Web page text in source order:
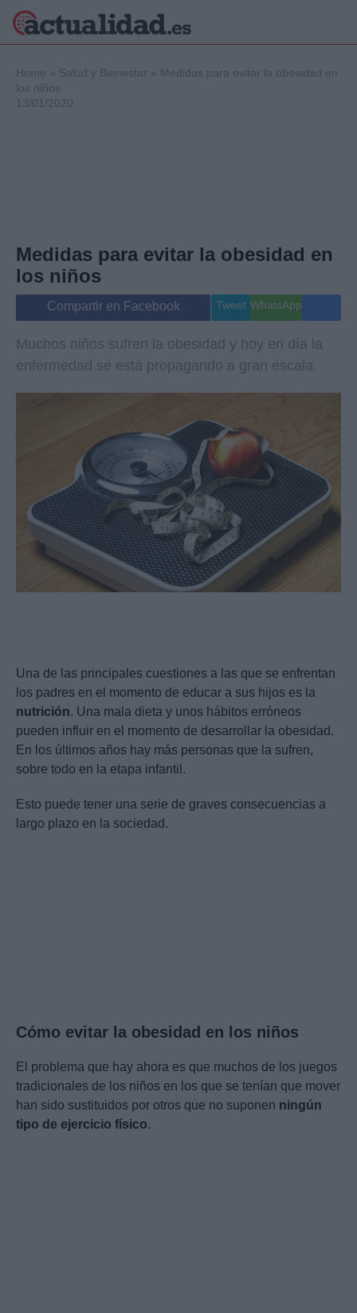
Internacional
Viajes
Musica
Home » Salud y Bienestar » Medidas para evitar la obesidad en
los niños
13/01/2020
Medidas para evitar la obesidad en
los niños
Compartir en Facebook Tweet WhatsApp
Muchos niños sufren la obesidad y hoy en día la
enfermedad se está propagando a gran escala.
Una de las principales cuestiones a las que se enfrentan
los padres en el momento de educar a sus hijos es la
nutrición. Una mala dieta y unos hábitos erróneos
pueden influir en el momento de desarrollar la obesidad.
En los últimos años hay más personas que la sufren,
sobre todo en la etapa infantil.
Esto puede tener una serie de graves consecuencias a
largo plazo en la sociedad.
Cómo evitar la obesidad en los niños
El problema que hay ahora es que muchos de los juegos
tradicionales de los niños en los que se tenían que mover
han sido sustituidos por otros que no suponen ningún
tipo de ejercicio físico.